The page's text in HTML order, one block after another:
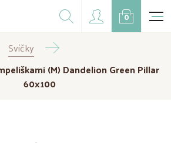
Dárkové balíčky
Doplňky
Doprodej
CZK EUR
0
Svíčky
(M) Dandelion Green Pillar
60x100